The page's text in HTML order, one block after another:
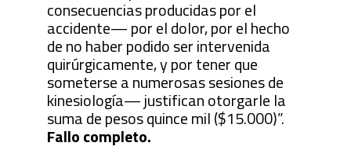
consecuencias producidas por el
accidente— por el dolor, por el hecho
de no haber podido ser intervenida
quirúrgicamente, y por tener que
someterse a numerosas sesiones de
kinesiología— justifican otorgarle la
suma de pesos quince mil ($15.000)”.
Fallo completo.